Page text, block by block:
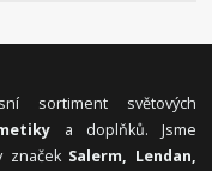
sortiment světových
a doplňků. Jsme
značek Salerm, Lendan,